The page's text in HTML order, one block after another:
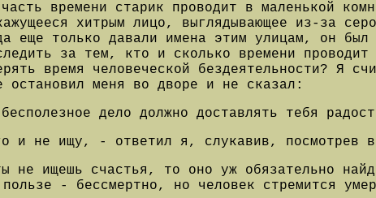
времени старик проводит в маленькой
хитрым лицо, выглядывающее из-за
еще только давали имена этим улицам, он
за тем, кто и сколько времени
время человеческой бездеятельности? Я
остановил меня во дворе и не сказал:
дело должно доставлять тебя
и не ищу, - ответил я, слукавив, посмотрев в
не ищешь счастья, то оно уж обязательно
- бессмертно, но человек стремится